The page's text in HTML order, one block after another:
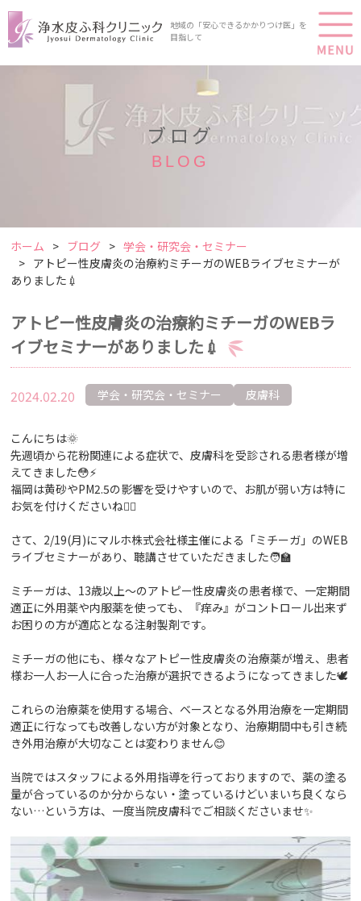
地域の「安心できるかかりつけ医」を
目指して
ブログ
BLOG
ホーム ブログ
学会・研究会・セミナー
アトピー性皮膚炎の治療約ミチーガのWEBライブセミナーが
ありました💉
アトピー性皮膚炎の治療約ミチーガのWEBラ
イブセミナーがありました💉
2024.02.20 学会・研究会・セミナー 皮膚科
こんにちは🌞
先週頃から花粉関連による症状で、皮膚科を受診される患者様が増
えてきました😳⚡️
福岡は黄砂やPM2.5の影響を受けやすいので、お肌が弱い方は特に
お気を付けくださいね😶‍🌫️
さて、2/19(月)にマルホ株式会社様主催による「ミチーガ」のWEB
ライブセミナーがあり、聴講させていただきました🧑‍🏫
ミチーガは、13歳以上〜のアトピー性皮膚炎の患者様で、一定期間
適正に外用薬や内服薬を使っても、『痒み』がコントロール出来ず
お困りの方が適応となる注射製剤です。
ミチーガの他にも、様々なアトピー性皮膚炎の治療薬が増え、患者
様お一人お一人に合った治療が選択できるようになってきました🕊️
これらの治療薬を使用する場合、ベースとなる外用治療を一定期間
適正に行なっても改善しない方が対象となり、治療期間中も引き続
き外用治療が大切なことは変わりません😊
当院ではスタッフによる外用指導を行っておりますので、薬の塗る
量が合っているのか分からない・塗っているけどいまいち良くなら
ない…という方は、一度当院皮膚科でご相談くださいませ✨